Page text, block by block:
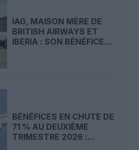
IAG, MAISON MÈRE DE
BRITISH AIRWAYS ET
IBERIA : SON BÉNÉFICE...
BÉNÉFICES EN CHUTE DE
71 % AU DEUXIÈME
TRIMESTRE 2026 :...